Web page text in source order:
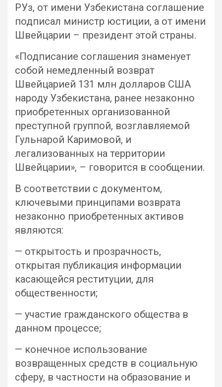
РУз, от имени Узбекистана соглашение
подписал министр юстиции, а от имени
Швейцарии – президент этой страны.
«Подписание соглашения знаменует
собой немедленный возврат
Швейцарией 131 млн долларов США
народу Узбекистана, ранее незаконно
приобретенных организованной
преступной группой, возглавляемой
Гульнарой Каримовой, и
легализованных на территории
Швейцарии», – говорится в сообщении.
В соответствии с документом,
ключевыми принципами возврата
незаконно приобретенных активов
являются:
— открытость и прозрачность,
открытая публикация информации
касающейся реституции, для
общественности;
— участие гражданского общества в
данном процессе;
— конечное использование
возвращенных средств в социальную
сферу, в частности на образование и